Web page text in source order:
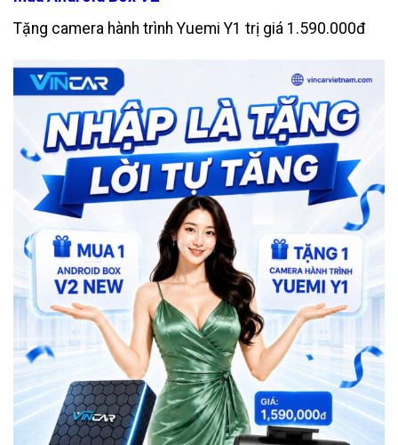
Tặng camera hành trình Yuemi Y1 trị giá 1.590.000đ